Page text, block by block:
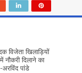
विजेता खिलाड़ियों
नौकरी दिलाने का
अरविंद पांडे